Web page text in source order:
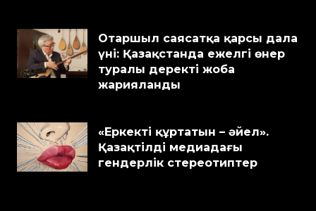
Отаршыл саясатқа қарсы дала
үні: Қазақстанда ежелгі өнер
туралы деректі жоба
жарияланды
«Еркекті құртатын – әйел».
Қазақтілді медиадағы
гендерлік стереотиптер